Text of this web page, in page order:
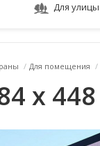
Для улицы
/ Для помещения /
x 448